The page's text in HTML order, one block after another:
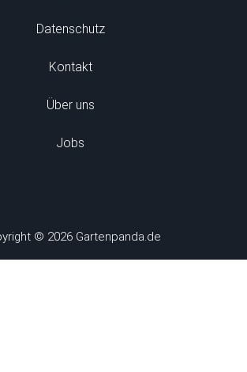
Datenschutz
Kontakt
Über uns
Jobs
© 2026 Gartenpanda.de